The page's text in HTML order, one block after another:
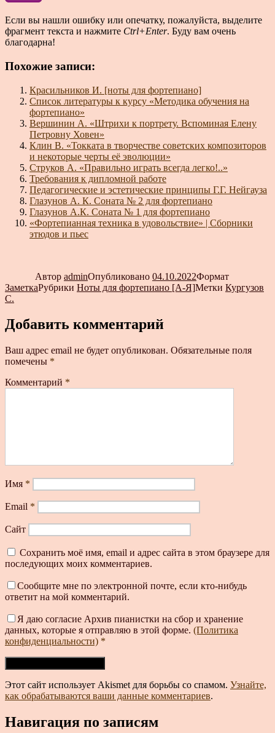
Если вы нашли ошибку или опечатку, пожалуйста, выделите
фрагмент текста и нажмите Ctrl+Enter. Буду вам очень
благодарна!
Похожие записи:
Красильников И. [ноты для фортепиано]
Список литературы к курсу «Методика обучения на
фортепиано»
Вершинин А. «Штрихи к портрету. Вспоминая Елену
Петровну Ховен»
Клин В. «Токката в творчестве советских композиторов
и некоторые черты её эволюции»
Струков А. «Правильно играть всегда легко!..»
Требования к дипломной работе
Педагогические и эстетические принципы Г.Г. Нейгауза
Глазунов А. К. Соната № 2 для фортепиано
Глазунов А.К. Соната № 1 для фортепиано
«Фортепианная техника в удовольствие» | Сборники
этюдов и пьес
Автор adminОпубликовано 04.10.2022Формат
ЗаметкаРубрики Ноты для фортепиано [А-Я]Метки Кургузов
С.
Добавить комментарий
Ваш адрес email не будет опубликован. Обязательные поля
помечены *
Комментарий *
Имя *
Email *
Сайт
Сохранить моё имя, email и адрес сайта в этом браузере для
последующих моих комментариев.
Сообщите мне по электронной почте, если кто-нибудь
ответит на мой комментарий.
Я даю согласие Архив пианистки на сбор и хранение
данных, которые я отправляю в этой форме. (Политика
конфиденциальности) *
Этот сайт использует Akismet для борьбы со спамом. Узнайте,
как обрабатываются ваши данные комментариев.
Навигация по записям